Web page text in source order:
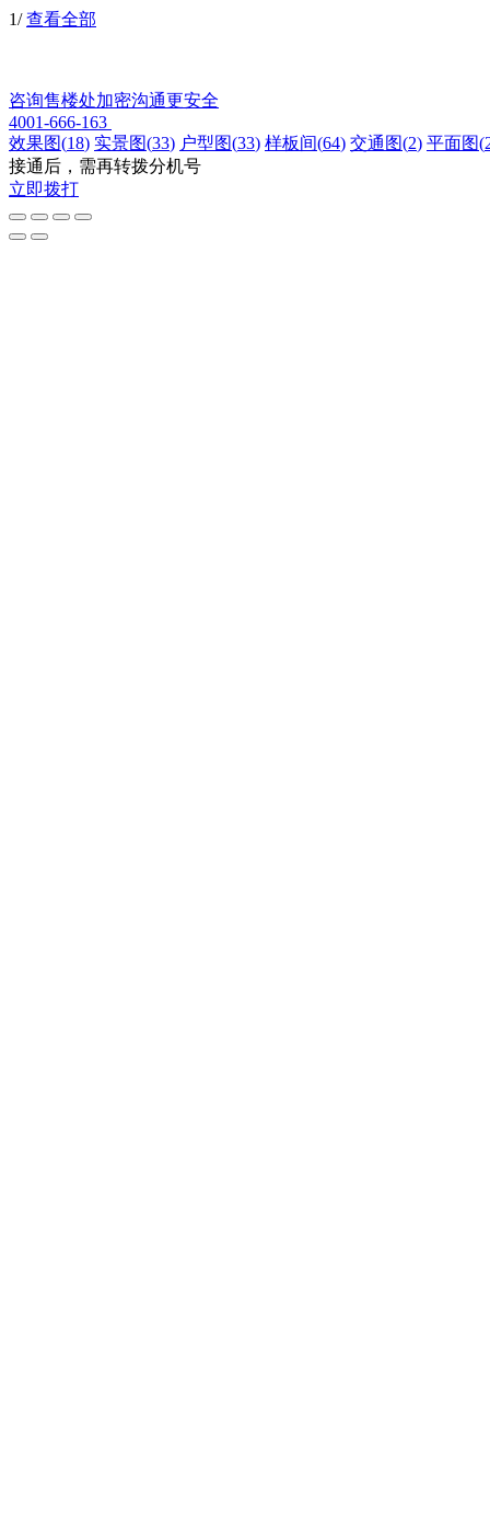
1/ 查看全部
咨询售楼处加密沟通更安全
4001-666-163
效果图(18) 实景图(33) 户型图(33) 样板间(64) 交通图(2) 平面图(
接通后，需再转拨分机号
立即拨打